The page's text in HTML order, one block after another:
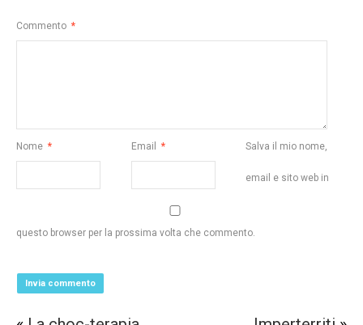
Commento *
Nome * Email * Salva il mio nome,
email e sito web in
questo browser per la prossima volta che commento.